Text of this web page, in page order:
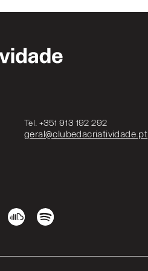
Tel. +351 913 192 292
geral@clubedacriatividade.pt